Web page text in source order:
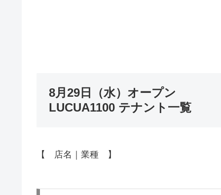
8月29日（水）オープン
LUCUA1100 テナント一覧
【 店名｜業種 】